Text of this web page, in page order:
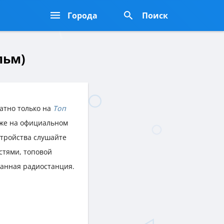
Города Поиск
только на Топ
на официальном
слушайте
топовой
радиостанция.